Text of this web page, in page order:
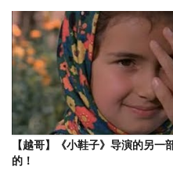
【越哥】《小鞋子》导演的另
的！